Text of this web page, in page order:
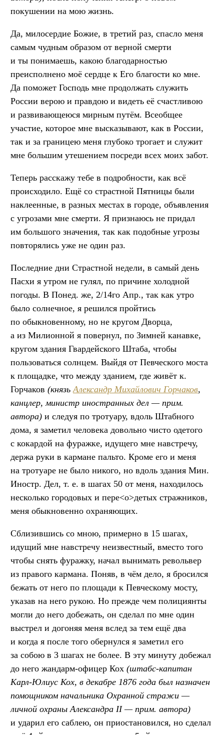
покушении на мою жизнь.
Да, милосердие Божие, в третий раз, спасло меня
самым чудным образом от верной смерти
и ты понимаешь, какою благодарностью
преисполнено моё сердце к Его благости ко мне.
Да поможет Господь мне продолжать служить
России верою и правдою и видеть её счастливою
и развивающеюся мирным путём. Всеобщее
участие, которое мне высказывают, как в России,
так и за границею меня глубоко трогает и служит
мне большим утешением посреди всех моих забот.
Теперь расскажу тебе в подробности, как всё
происходило. Ещё со страстной Пятницы были
наклеенные, в разных местах в городе, объявления
с угрозами мне смерти. Я признаюсь не придал
им большого значения, так как подобные угрозы
повторялись уже не один раз.
Последние дни Страстной недели, в самый день
Пасхи я утром не гулял, по причине холодной
погоды. В Понед. же, 2/14го Апр., так как утро
было солнечное, я решился пройтись
по обыкновенному, но не кругом Дворца,
а из Милионной я повернул, по Зимней канавке,
кругом здания Гвардейского Штаба, чтобы
пользоваться солнцем. Выйдя от Певческого моста
к площадке, что между зданием, где живёт к.
Горчаков (князь Александр Михайлович Горчаков,
канцлер, министр иностранных дел — прим.
автора) и следуя по тротуару, вдоль Штабного
дома, я заметил человека довольно чисто одетого
с кокардой на фуражке, идущего мне навстречу,
держа руки в кармане пальто. Кроме его и меня
на тротуаре не было никого, но вдоль здания Мин.
Иностр. Дел, т. е. в шагах 50 от меня, находилось
несколько городовых и пере<о>детых стражников,
меня обыкновенно охраняющих.
Сблизившись со мною, примерно в 15 шагах,
идущий мне навстречу неизвестный, вместо того
чтобы снять фуражку, начал вынимать револьвер
из правого кармана. Поняв, в чём дело, я бросился
бежать от него по площади к Певческому мосту,
указав на него рукою. Но прежде чем полициянты
могли до него добежать, он сделал по мне один
выстрел и догоняя меня вслед за тем ещё два
и когда я после того обернулся я заметил его
за собою в 3 шагах не более. В эту минуту добежал
до него жандарм-офицер Кох (штабс-капитан
Карл-Юлиус Кох, в декабре 1876 года был назначен
помощником начальника Охранной стражи —
личной охраны Александра II — прим. автора)
и ударил его саблею, он приостановился, но сделал